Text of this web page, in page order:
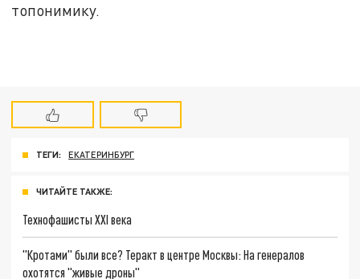
топонимику.
ТЕГИ: ЕКАТЕРИНБУРГ
ЧИТАЙТЕ ТАКЖЕ:
Технофашисты XXI века
"Кротами" были все? Теракт в центре Москвы: На генералов
охотятся "живые дроны"